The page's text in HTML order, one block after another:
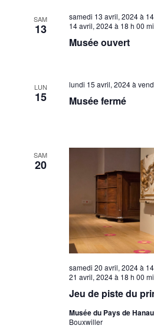
SAM
13
Musée ouvert
samedi 13 avril, 2024 à
14 avril, 2024 à 18 h 00
LUN
15 Musée fermé
lundi 15 avril, 2024à
SAM
20
Jeu de piste du
samedi 20 avril, 2024 à
21 avril, 2024 à 18 h 00
Musée du Pays de Hanau
Bouxwiller